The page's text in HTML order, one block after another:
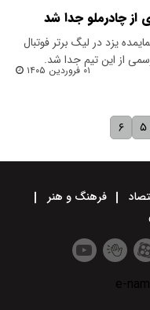
از چادرملو جدا شد
یزد در لیگ برتر فوتبال
از این تیم جدا شد.
۰۱ فروردین ۱۴۰۵
۵ ۶
فرهنگ و هنر